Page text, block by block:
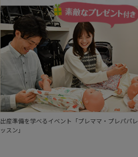
出産準備を学べるイベント「プレママ・プレパパレ
ッスン」